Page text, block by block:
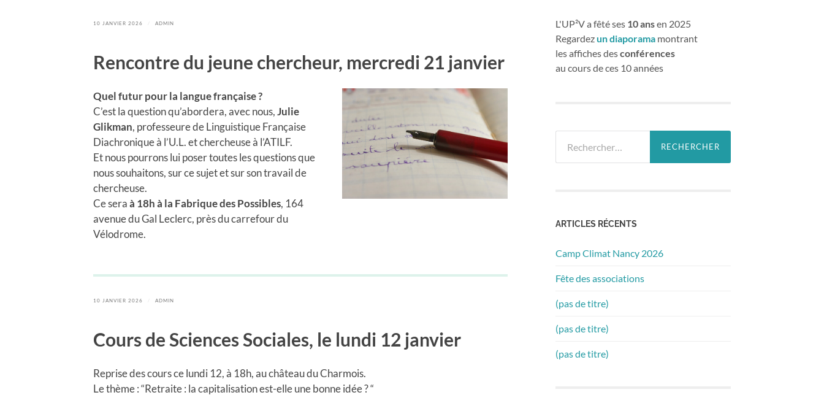
10 JANVIER 2026 ADMIN
Rencontre du jeune chercheur, mercredi 21 janvier
Quel futur pour la langue française ?
C’est la question qu’abordera, avec nous,Julie
Glikman, professeure de Linguistique Française
Diachronique à l’U.L. et chercheuse à l’ATILF.
Et nous pourrons lui poser toutes les questions que
nous souhaitons, sur ce sujet et sur son travail de
chercheuse.
Ce seraà 18h à la Fabrique desPossibles, 164
avenue du Gal Leclerc, près du carrefour du
Vélodrome.
10 JANVIER 2026 ADMIN
Cours de Sciences Sociales, le lundi 12 janvier
Reprise des cours ce lundi 12, à 18h, au château du Charmois.
Le thème : “Retraite : la capitalisation est-elle une bonne idée ? “
L'UP²V a fêté ses 10 ansen 2025
Regardezun diaporama montrant
les affiches desconférences
au cours de ces 10 années
ARTICLES RÉCENTS
Camp Climat Nancy 2026
Fête des associations
(pas de titre)
(pas de titre)
(pas de titre)